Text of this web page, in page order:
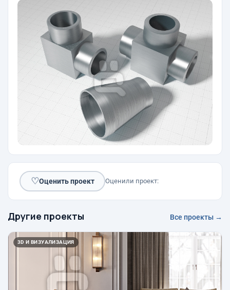
♡Оценить проект Оценили проект:
Другие проекты Все проекты →
3D И ВИЗУАЛИЗАЦИЯ